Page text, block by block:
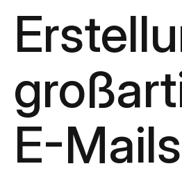
E-Mails